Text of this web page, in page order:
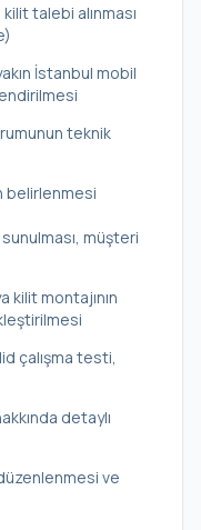
talebi alınması
İstanbul mobil
teknik
belirlenmesi
müşteri
kilit montajının
çalışma testi,
detaylı
ve